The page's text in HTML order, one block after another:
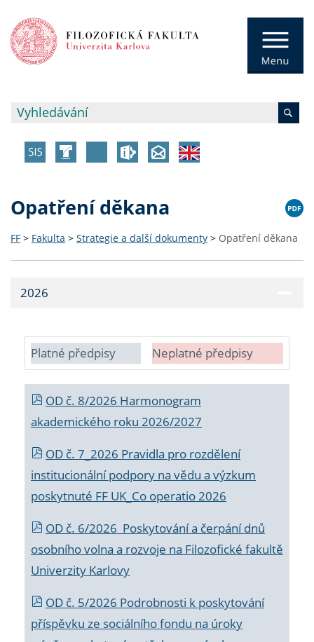
Opatření děkana
FF > Fakulta > Strategie a další dokumenty > Opatření děkana
2026
Platné předpisy Neplatné předpisy
OD č. 8/2026 Harmonogram
akademického roku 2026/2027
OD č. 7_2026 Pravidla pro rozdělení
institucionální podpory na vědu a výzkum
poskytnuté FF UK_Co operatio 2026
OD č. 6/2026 Poskytování a čerpání dnů
osobního volna a rozvoje na Filozofické fakultě
Univerzity Karlovy
OD č. 5/2026 Podrobnosti k poskytování
příspěvku ze sociálního fondu na úroky